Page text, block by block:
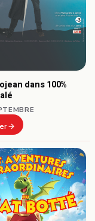
dans 100%